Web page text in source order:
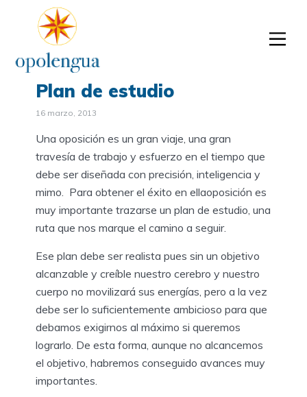
Plan de estudio
16 marzo, 2013
Una oposición es un gran viaje, una gran
travesía de trabajo y esfuerzo en el tiempo que
debe ser diseñada con precisión, inteligencia y
mimo. Para obtener el éxito en ellaoposición es
muy importante trazarse un plan de estudio, una
ruta que nos marque el camino a seguir.
Ese plan debe ser realista pues sin un objetivo
alcanzable y creíble nuestro cerebro y nuestro
cuerpo no movilizará sus energías, pero a la vez
debe ser lo suficientemente ambicioso para que
debamos exigirnos al máximo si queremos
lograrlo. De esta forma, aunque no alcancemos
el objetivo, habremos conseguido avances muy
importantes.